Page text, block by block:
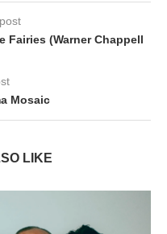
Fairies (Warner Chappell
Mosaic
LIKE